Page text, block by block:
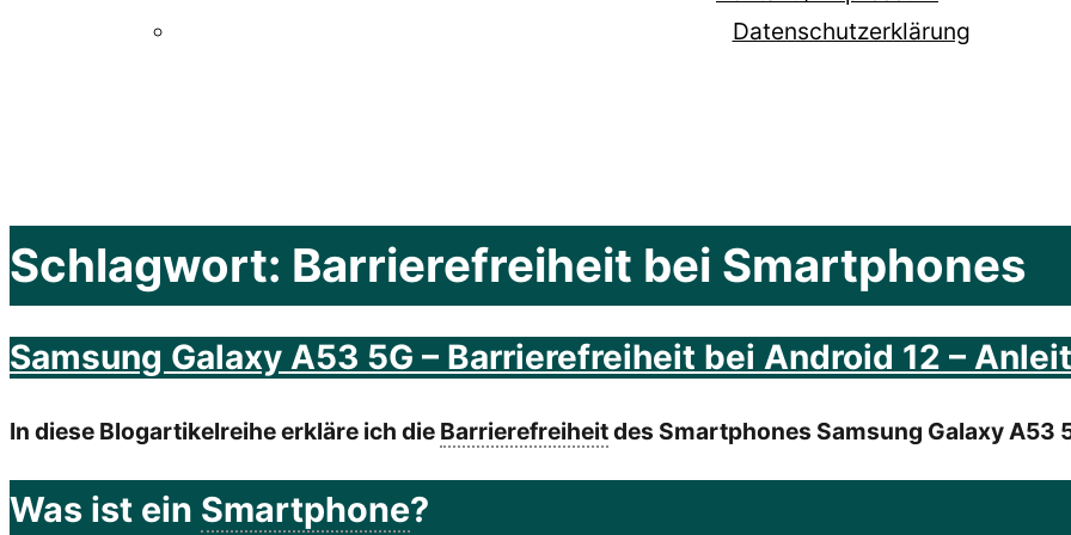
Datenschutzerklärung
Schlagwort: Barrierefreiheit bei Smartphones
Samsung Galaxy A53 5G – Barrierefreiheit bei Android 12 –
In diese Blogartikelreihe erkläre ich die Barrierefreiheitdes Smartphones Samsung Galaxy A53
Was ist ein Smartphone?